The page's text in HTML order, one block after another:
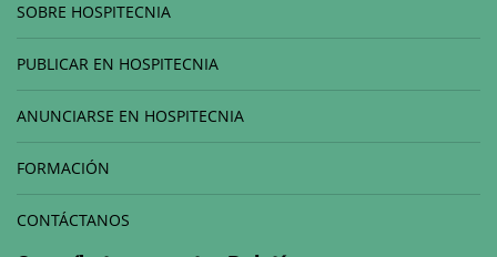
SOBRE HOSPITECNIA
PUBLICAR EN HOSPITECNIA
ANUNCIARSE EN HOSPITECNIA
FORMACIÓN
CONTÁCTANOS